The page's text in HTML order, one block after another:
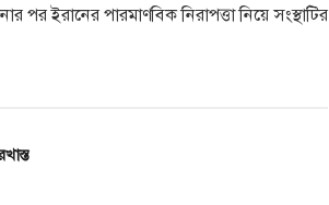
পর ইরানের পারমাণবিক নিরাপত্তা নিয়ে সংস্থাটির